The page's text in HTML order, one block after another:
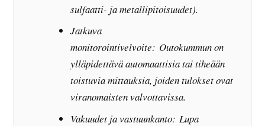
sulfaatti- ja metallipitoisuudet).
Jatkuva
monitorointivelvoite: Outokummun on
ylläpidettävä automaattisia tai tiheään
toistuvia mittauksia, joiden tulokset ovat
viranomaisten valvottavissa.
Vakuudet ja vastuunkanto: Lupa